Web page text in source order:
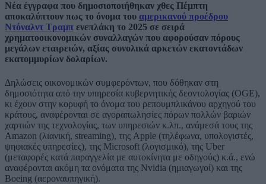
Νέα έγγραφα που δημοσιοποιήθηκαν χθες Πέμπτη
αποκαλύπτουν πως το όνομα του αμερικανού προέδρου
Ντόναλντ Τραμπ ενεπλάκη το 2025 σε σειρά
χρηματοοικονομικών συναλλαγών που αφορούσαν πόρους
μεγάλων εταιρειών, αξίας συνολικά αρκετών εκατοντάδων
εκατομμυρίων δολαρίων.
Δηλώσεις οικονομικών συμφερόντων, που δόθηκαν στη
δημοσιότητα από την υπηρεσία κυβερνητικής δεοντολογίας (OGE),
κι έχουν στην κορυφή το όνομα του ρεπουμπλικάνου αρχηγού του
κράτους, αναφέρονται σε αγοραπωλησίες πόρων πολλών βαριών
χαρτιών της τεχνολογίας, των υπηρεσιών κ.λπ., ανάμεσά τους της
Amazon (λιανική, streaming), της Apple (τηλέφωνα, υπολογιστές,
ψηφιακές υπηρεσίες), της Microsoft (λογισμικό), της Uber
(μεταφορές κατά παραγγελία με αυτοκίνητα με οδηγούς) κ.ά., ενώ
αναφέρονται ακόμη τα ονόματα της Nvidia (ημιαγωγοί) και της
Boeing (αεροναυπηγική).